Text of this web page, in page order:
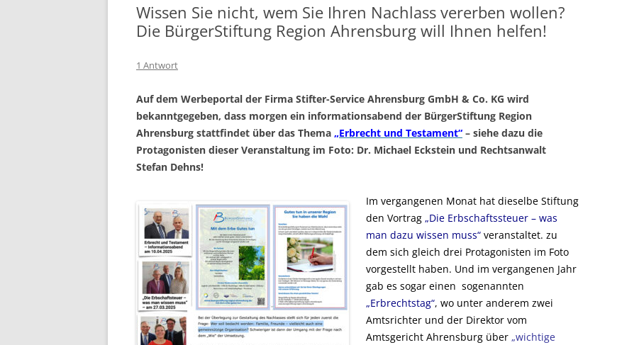
Wissen Sie nicht, wem Sie Ihren Nachlass vererben wollen?
Die BürgerStiftung Region Ahrensburg will Ihnen helfen!
1 Antwort
Auf dem Werbeportal der Firma Stifter-Service Ahrensburg GmbH & Co. KG wird
bekanntgegeben, dass morgen ein informationsabend der BürgerStiftung Region
Ahrensburg stattfindet über das Thema „Erbrecht und Testament“ – siehe dazu die
Protagonisten dieser Veranstaltung im Foto: Dr. Michael Eckstein und Rechtsanwalt
Stefan Dehns!
Im vergangenen Monat hat dieselbe Stiftung
den Vortrag „Die Erbschaftssteuer – was
man dazu wissen muss“ veranstaltet. zu
dem sich gleich drei Protagonisten im Foto
vorgestellt haben. Und im vergangenen Jahr
gab es sogar einen sogenannten
„Erbrechtstag“, wo unter anderem zwei
Amtsrichter und der Direktor vom
Amtsgericht Ahrensburg über „wichtige